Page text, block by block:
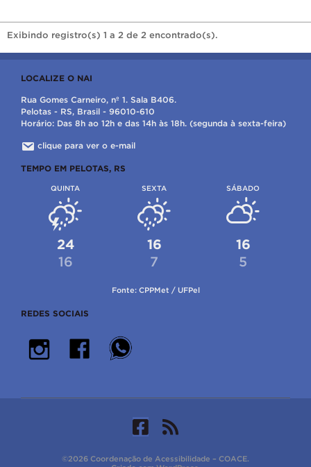
Exibindo registro(s) 1 a 2 de 2 encontrado(s).
LOCALIZE O NAI
Rua Gomes Carneiro, nº 1. Sala B406.
Pelotas - RS, Brasil - 96010-610
Horário: Das 8h ao 12h e das 14h às 18h. (segunda à sexta-feira)
clique para ver o e-mail
TEMPO EM PELOTAS, RS
QUINTA
24
16
SEXTA
16
7
SÁBADO
16
5
Fonte: CPPMet / UFPel
REDES SOCIAIS
©2026 Coordenação de Acessibilidade – COACE.